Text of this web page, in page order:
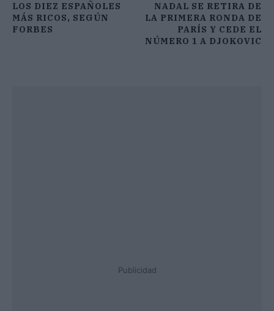
LOS DIEZ ESPAÑOLES
MÁS RICOS, SEGÚN
FORBES
NADAL SE RETIRA DE
LA PRIMERA RONDA DE
PARÍS Y CEDE EL
NÚMERO 1 A DJOKOVIC
Publicidad